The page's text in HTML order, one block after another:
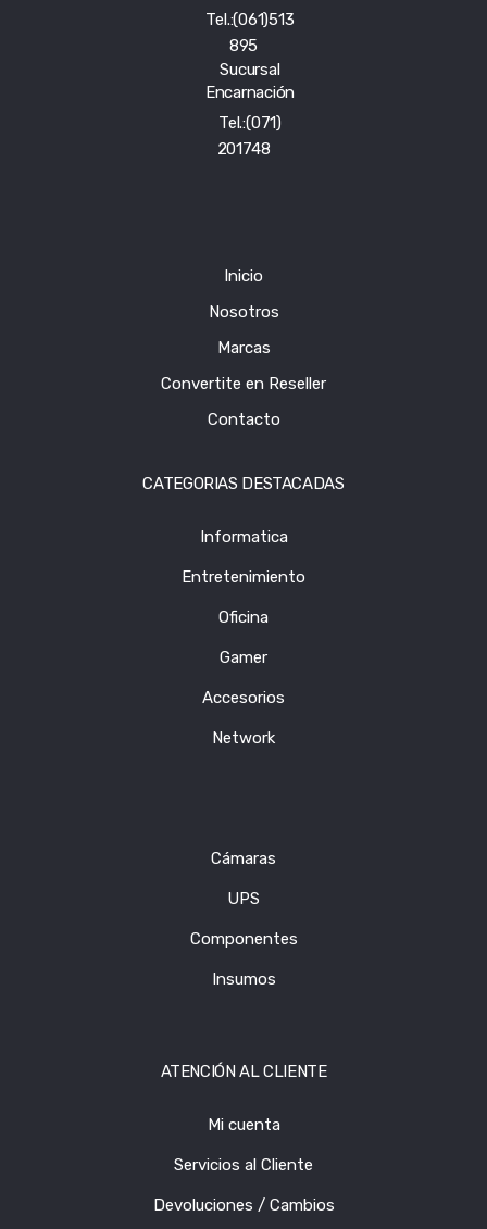
Tel.:(061)513
895
Sucursal
Encarnación
Tel.:(071)
201748
Inicio
Nosotros
Marcas
Convertite en Reseller
Contacto
CATEGORIAS DESTACADAS
Informatica
Entretenimiento
Oficina
Gamer
Accesorios
Network
Cámaras
UPS
Componentes
Insumos
ATENCIÓN AL CLIENTE
Mi cuenta
Servicios al Cliente
Devoluciones / Cambios